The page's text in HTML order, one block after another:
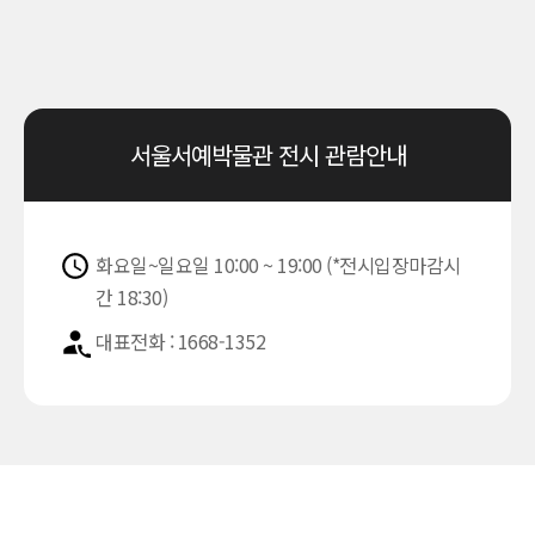
서울서예박물관 전시 관람안내
화요일~일요일 10:00 ~ 19:00 (*전시입장마감시
간 18:30)
대표전화 : 1668-1352